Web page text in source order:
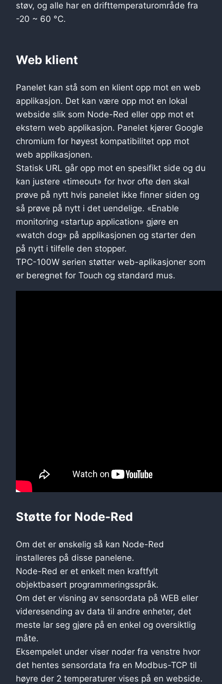
støv, og alle har en drifttemperaturområde fra
-20 ~ 60 °C.
Web klient
Panelet kan stå som en klient opp mot en web
applikasjon. Det kan være opp mot en lokal
webside slik som Node-Red eller opp mot et
ekstern web applikasjon. Panelet kjører Google
chromium for høyest kompatibilitet opp mot
web applikasjonen.
Statisk URL går opp mot en spesifikt side og du
kan justere «timeout» for hvor ofte den skal
prøve på nytt hvis panelet ikke finner siden og
så prøve på nytt i det uendelige. «Enable
monitoring «startup application» gjøre en
«watch dog» på applikasjonen og starter den
på nytt i tilfelle den stopper.
TPC-100W serien støtter web-aplikasjoner som
er beregnet for Touch og standard mus.
Støtte for Node-Red
Om det er ønskelig så kan Node-Red
installeres på disse panelene.
Node-Red er et enkelt men kraftfylt
objektbasert programmeringsspråk.
Om det er visning av sensordata på WEB eller
videresending av data til andre enheter, det
meste lar seg gjøre på en enkel og oversiktlig
måte.
Eksempelet under viser noder fra venstre hvor
det hentes sensordata fra en Modbus-TCP til
høyre der 2 temperaturer vises på en webside.